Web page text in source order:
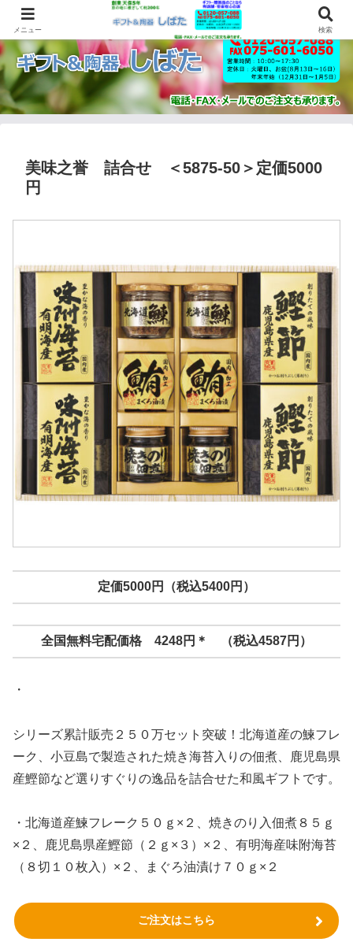
美味之誉 詰合せ ＜5875-50＞定価5000
円
定価5000円（税込5400円）
全国無料宅配価格 4248円＊ （税込4587円）
・
シリーズ累計販売２５０万セット突破！北海道産の鰊フレ
ーク、小豆島で製造された焼き海苔入りの佃煮、鹿児島県
産鰹節など選りすぐりの逸品を詰合せた和風ギフトです。
・北海道産鰊フレーク５０ｇ×２、焼きのり入佃煮８５ｇ
×２、鹿児島県産鰹節（２ｇ×３）×２、有明海産味附海苔
（８切１０枚入）×２、まぐろ油漬け７０ｇ×２
ご注文はこちら
メニュー 検索